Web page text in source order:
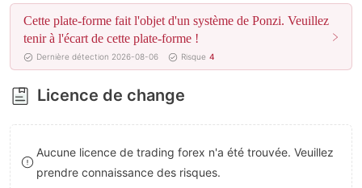
4
5
6
7
8
9
5
6
7
8
9
5
6
7
8
9
Cette plate-forme fait l'objet d'un système de Ponzi. Veuillez
tenir à l'écart de cette plate-forme !
Dernière détection 2026-08-06 Risque 4
Licence de change
Aucune licence de trading forex n'a été trouvée. Veuillez
prendre connaissance des risques.